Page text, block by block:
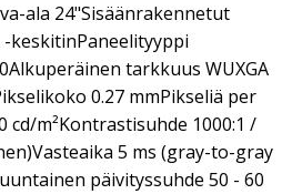
ala 24"Sisäänrakennetut
-keskitinPaneelityyppi
tarkkuus WUXGA
0.27 mmPikseliä per
cd/m²Kontrastisuhde 1000:1 /
5 ms (gray-to-gray
päivityssuhde 50 - 60